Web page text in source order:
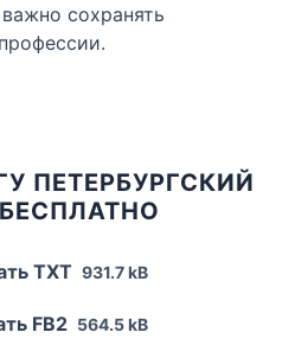
сохранять
ПЕТЕРБУРГСКИЙ
TXT 931.7 kB
FB2 564.5 kB